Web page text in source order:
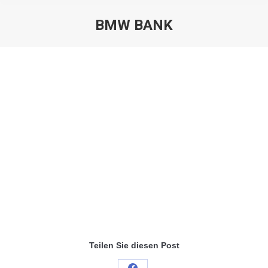
BMW BANK
Teilen Sie diesen Post